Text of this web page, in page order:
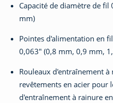
Capacité de diamètre de
mm)
Pointes d'alimentation en
0,063" (0,8 mm, 0,9 mm,
Rouleaux d'entraînement à
revêtements en acier pour
d'entraînement à rainure